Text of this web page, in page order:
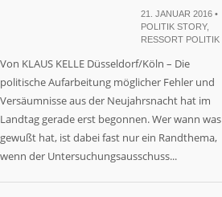
21. JANUAR 2016 •
POLITIK STORY,
RESSORT POLITIK
Von KLAUS KELLE Düsseldorf/Köln – Die
politische Aufarbeitung möglicher Fehler und
Versäumnisse aus der Neujahrsnacht hat im
Landtag gerade erst begonnen. Wer wann was
gewußt hat, ist dabei fast nur ein Randthema,
wenn der Untersuchungsausschuss...